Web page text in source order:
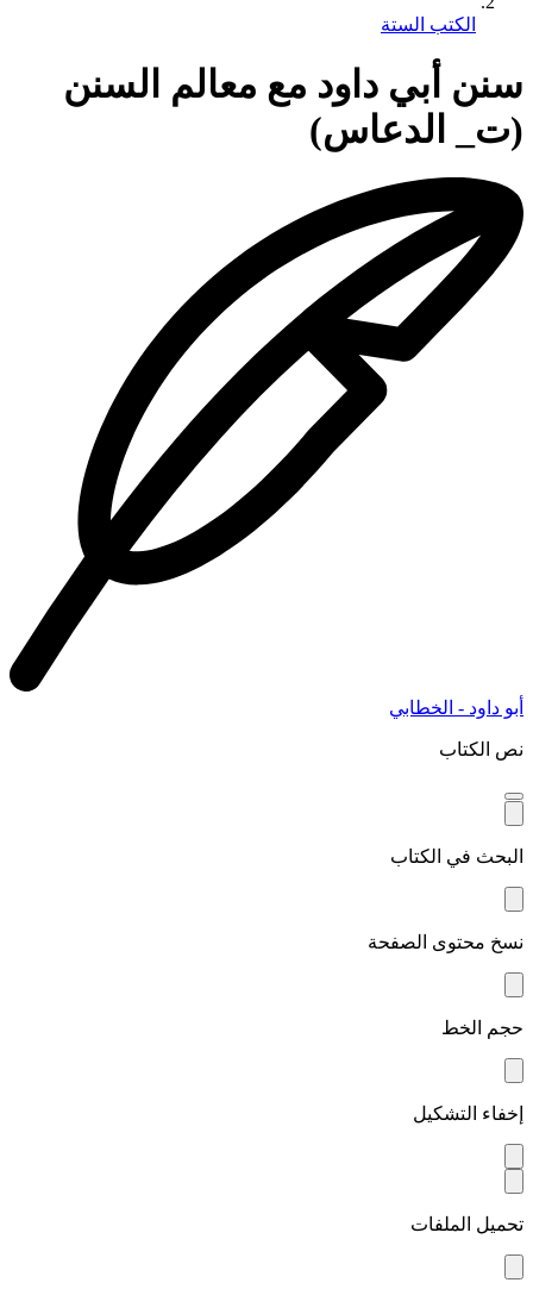
الكتب الستة
سنن أبي داود مع معالم السنن
(ت_ الدعاس)
أبو داود - الخطابي
نص الكتاب
البحث في الكتاب
نسخ محتوى الصفحة
حجم الخط
إخفاء التشكيل
تحميل الملفات